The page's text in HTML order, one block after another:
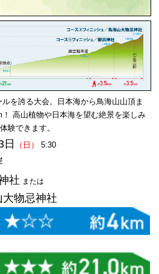
を誇る大会。日本海から鳥海山山頂ま
高山植物や日本海を望む絶景を楽しみ
験できます。
日 （日） 5:30
社 または
大物忌神社